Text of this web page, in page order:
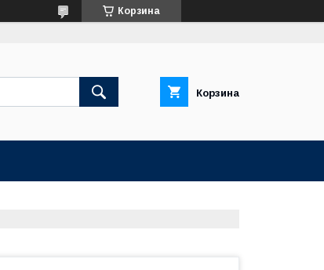
Корзина
Корзина